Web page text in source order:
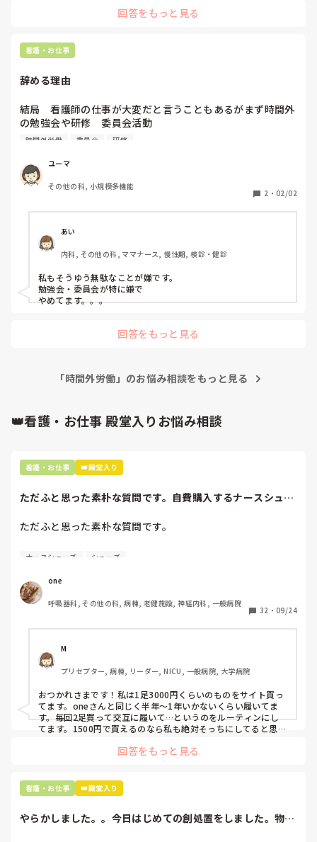
声掛け合えるので少し負担感は減る気がします。
想ですよね…。
パートだと特に時間外対応になりやすいので大変だと思います
回答をもっと見る
看護・お仕事
辞める理由
結局　看護師の仕事が大変だと言うこともあるがまず時間外
の勉強会や研修　委員会活動
それに伴う研究だったりレポートだったり実務以外もかなり
実務のみならまだたえれるけどって人も一定数いるはず
時間外労働 委員会 研修
ユーマ
その他の科, 小規模多機能
2 ・ 02/02
あい
内科, その他の科, ママナース, 慢性期, 検診・健診
私もそうゆう無駄なことが嫌です。
勉強会・委員会が特に嫌で
やめてます。。。
回答をもっと見る
「時間外労働」のお悩み相談をもっと見る
👑看護・お仕事 殿堂入りお悩み相談
看護・お仕事 👑殿堂入り
ただふと思った素朴な質問です。自費購入するナースシュー
ただふと思った素朴な質問です。
自費購入するナースシューズ(職場で使用してる靴)っていく
わたしの職場の指定は「白のスニーカー」。
すぐに汚くなるので1,500円は絶対に超えたくない思いがあ
半年〜1年未満で交換しています。
職場の人が「ナースシューズに3000円以上は出せない」っ
て言ってて、わたしの倍額は出せるのか！とびっくりしたの
で、世の皆さんはどうなのかなと…🤔
ナースシューズ シューズ
one
呼吸器科, その他の科, 病棟, 老健施設, 神経内科, 一般病院
32 ・ 09/24
M
プリセプター, 病棟, リーダー, NICU, 一般病院, 大学病院
おつかれさまです！私は1足3000円くらいのものをサイト買っ
てます。oneさんと同じく半年〜1年いかないくらい履いてま
す。毎回2足買って交互に履いて…というのをルーティンにし
てます。1500円で買えるのなら私も絶対そっちにしてると思う
回答をもっと見る
看護・お仕事 👑殿堂入り
やらかしました。。今日はじめての創処置をしました。物品